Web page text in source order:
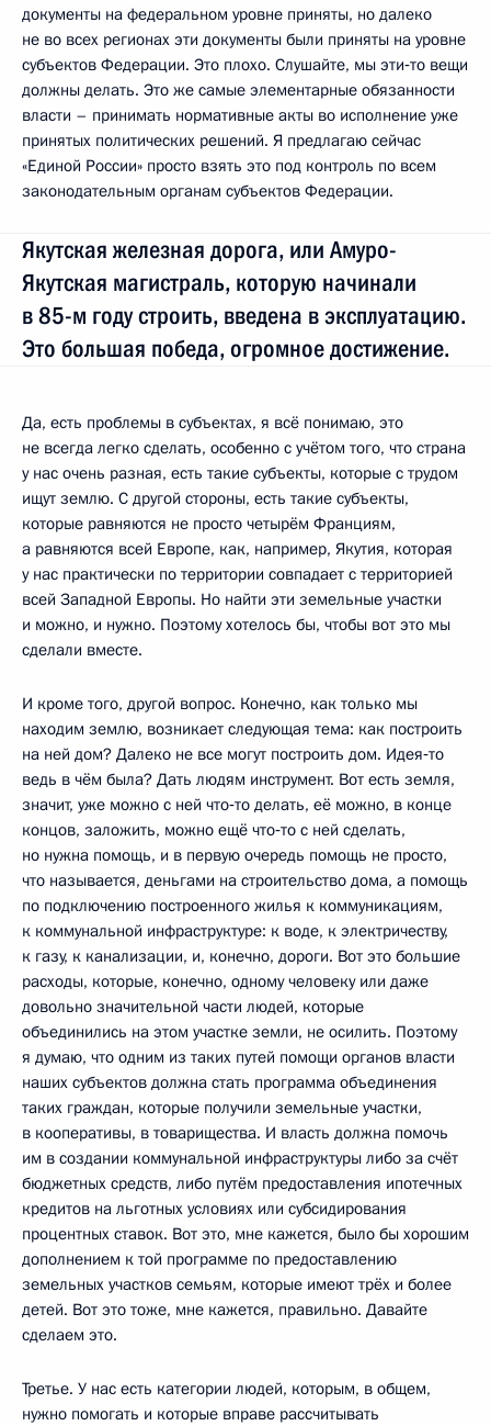
документы на федеральном уровне приняты, но далеко
не во всех регионах эти документы были приняты на уровне
субъектов Федерации. Это плохо. Слушайте, мы эти‑то вещи
должны делать. Это же самые элементарные обязанности
власти – принимать нормативные акты во исполнение уже
принятых политических решений. Я предлагаю сейчас
«Единой России» просто взять это под контроль по всем
законодательным органам субъектов Федерации.
Якутская железная дорога, или Амуро-
Якутская магистраль, которую начинали
в 85-м году строить, введена в эксплуатацию.
Это большая победа, огромное достижение.
Да, есть проблемы в субъектах, я всё понимаю, это
не всегда легко сделать, особенно с учётом того, что страна
у нас очень разная, есть такие субъекты, которые с трудом
ищут землю. С другой стороны, есть такие субъекты,
которые равняются не просто четырём Франциям,
а равняются всей Европе, как, например, Якутия, которая
у нас практически по территории совпадает с территорией
всей Западной Европы. Но найти эти земельные участки
и можно, и нужно. Поэтому хотелось бы, чтобы вот это мы
сделали вместе.
И кроме того, другой вопрос. Конечно, как только мы
находим землю, возникает следующая тема: как построить
на ней дом? Далеко не все могут построить дом. Идея‑то
ведь в чём была? Дать людям инструмент. Вот есть земля,
значит, уже можно с ней что‑то делать, её можно, в конце
концов, заложить, можно ещё что‑то с ней сделать,
но нужна помощь, и в первую очередь помощь не просто,
что называется, деньгами на строительство дома, а помощь
по подключению построенного жилья к коммуникациям,
к коммунальной инфраструктуре: к воде, к электричеству,
к газу, к канализации, и, конечно, дороги. Вот это большие
расходы, которые, конечно, одному человеку или даже
довольно значительной части людей, которые
объединились на этом участке земли, не осилить. Поэтому
я думаю, что одним из таких путей помощи органов власти
наших субъектов должна стать программа объединения
таких граждан, которые получили земельные участки,
в кооперативы, в товарищества. И власть должна помочь
им в создании коммунальной инфраструктуры либо за счёт
бюджетных средств, либо путём предоставления ипотечных
кредитов на льготных условиях или субсидирования
процентных ставок. Вот это, мне кажется, было бы хорошим
дополнением к той программе по предоставлению
земельных участков семьям, которые имеют трёх и более
детей. Вот это тоже, мне кажется, правильно. Давайте
сделаем это.
Третье. У нас есть категории людей, которым, в общем,
нужно помогать и которые вправе рассчитывать